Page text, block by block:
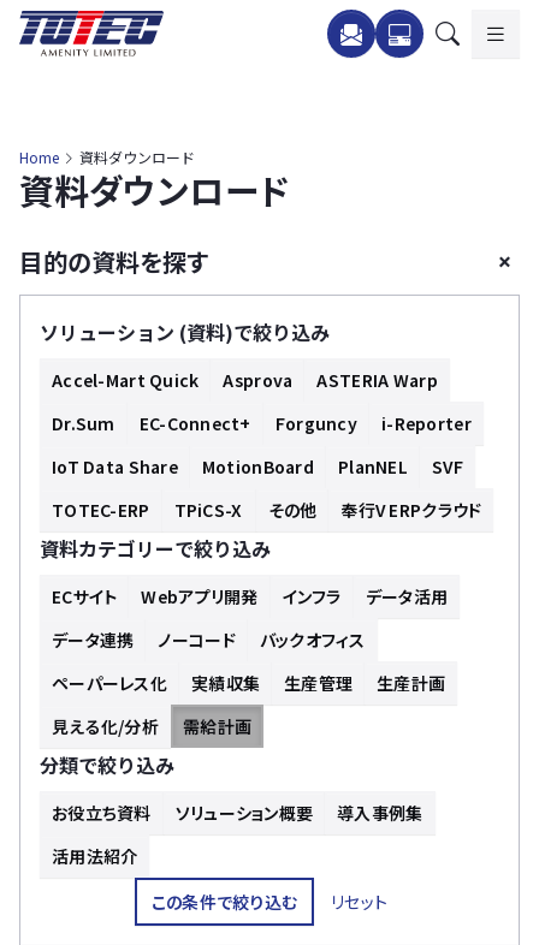
Home 資料ダウンロード
資料ダウンロード
目的の資料を探す +
ソリューション (資料)で絞り込み
Accel-Mart Quick Asprova
ASTERIA Warp
Dr.Sum
EC-Connect+ Forguncy
i-Reporter
IoT Data Share
MotionBoard PlanNEL
SVF
TOTEC-ERP
TPiCS-X その他 奉行V ERPクラウド
資料カテゴリーで絞り込み
ECサイト Webアプリ開発 インフラ
データ活用
データ連携
ノーコード
バックオフィス
ペーパーレス化
実績収集 生産管理
生産計画
見える化/分析
需給計画
分類で絞り込み
お役立ち資料 ソリューション概要
導入事例集
活用法紹介
この条件で絞り込む
リセット